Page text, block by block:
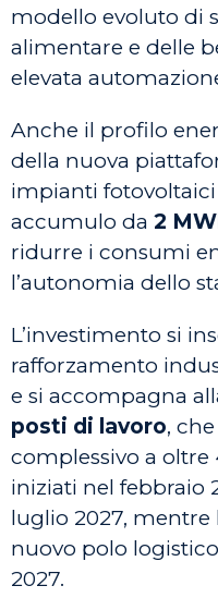
modello evoluto di
alimentare e delle
elevata
Anche il profilo
della nuova
impianti fotovoltaici
accumulo da 2
ridurre i consumi
l’autonomia dello
L’investimento si
rafforzamento
e si accompagna
posti di lavoro,
complessivo a oltre
iniziati nel febbraio
luglio 2027, mentre
nuovo polo
2027.